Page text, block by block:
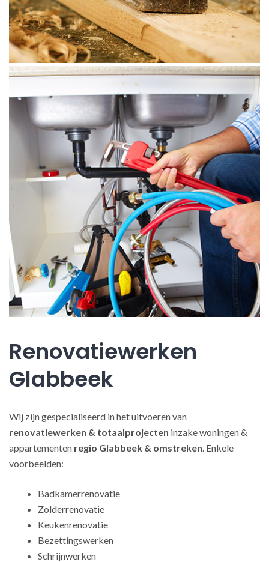
Renovatiewerken
Glabbeek
Wij zijn gespecialiseerd in het uitvoeren van
renovatiewerken & totaalprojecten inzake woningen &
appartementen regio Glabbeek & omstreken. Enkele
voorbeelden:
Badkamerrenovatie
Zolderrenovatie
Keukenrenovatie
Bezettingswerken
Schrijnwerken